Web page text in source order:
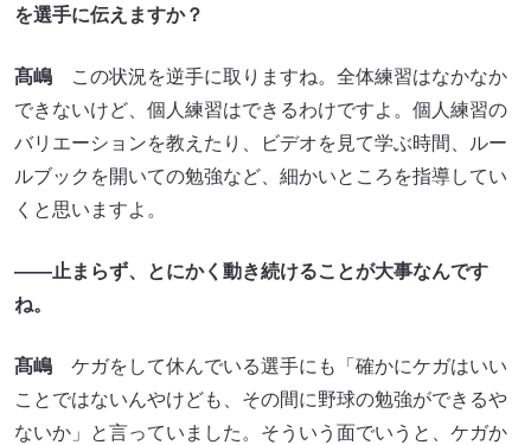
を選手に伝えますか？
髙嶋 この状況を逆手に取りますね。全体練習はなかなか
できないけど、個人練習はできるわけですよ。個人練習の
バリエーションを教えたり、ビデオを見て学ぶ時間、ルー
ルブックを開いての勉強など、細かいところを指導してい
くと思いますよ。
——止まらず、とにかく動き続けることが大事なんです
ね。
髙嶋 ケガをして休んでいる選手にも「確かにケガはいい
ことではないんやけども、その間に野球の勉強ができるや
ないか」と言っていました。そういう面でいうと、ケガか